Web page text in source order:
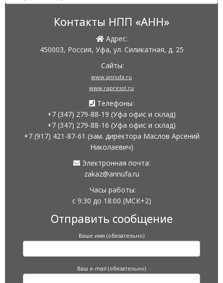
Контакты НПП «АНН»
Адрес:
450003, Россия, Уфа, ул. Силикатная, д. 25
Сайты:
www.annufa.ru
www.rapresol.ru
Телефоны:
+7 (347) 279-88-19 (Уфа офис и склад)
+7 (347) 279-88-16 (Уфа офис и склад)
+7 (917) 421-87-61 (зам. директора Маслов Арсений
Николаевич)
Электронная почта:
zakaz@annufa.ru
Часы работы:
с 9:30 до 18:00 (МСК+2)
Отправить сообщение
Ваше имя (обязательно)
Ваш e-mail (обязательно)